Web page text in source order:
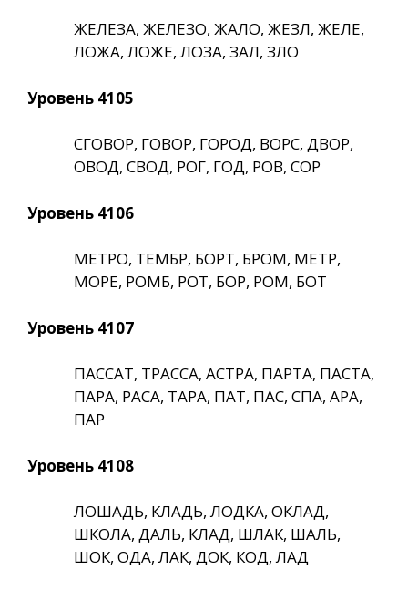
ЖЕЛЕЗА, ЖЕЛЕЗО, ЖАЛО, ЖЕЗЛ, ЖЕЛЕ,
ЛОЖА, ЛОЖЕ, ЛОЗА, ЗАЛ, ЗЛО
Уровень 4105
СГОВОР, ГОВОР, ГОРОД, ВОРС, ДВОР,
ОВОД, СВОД, РОГ, ГОД, РОВ, СОР
Уровень 4106
МЕТРО, ТЕМБР, БОРТ, БРОМ, МЕТР,
МОРЕ, РОМБ, РОТ, БОР, РОМ, БОТ
Уровень 4107
ПАССАТ, ТРАССА, АСТРА, ПАРТА, ПАСТА,
ПАРА, РАСА, ТАРА, ПАТ, ПАС, СПА, АРА,
ПАР
Уровень 4108
ЛОШАДЬ, КЛАДЬ, ЛОДКА, ОКЛАД,
ШКОЛА, ДАЛЬ, КЛАД, ШЛАК, ШАЛЬ,
ШОК, ОДА, ЛАК, ДОК, КОД, ЛАД